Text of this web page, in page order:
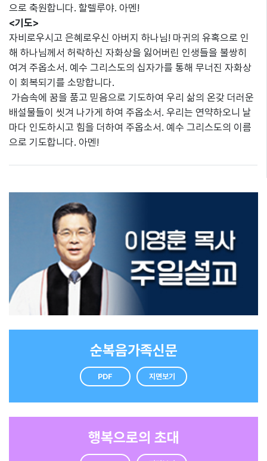
으로 축원합니다. 할렐루야. 아멘!
<기도>
자비로우시고 은혜로우신 아버지 하나님! 마귀의 유혹으로 인
해 하나님께서 허락하신 자화상을 잃어버린 인생들을 불쌍히
여겨 주옵소서. 예수 그리스도의 십자가를 통해 무너진 자화상
이 회복되기를 소망합니다.
가슴속에 꿈을 품고 믿음으로 기도하여 우리 삶의 온갖 더러운
배설물들이 씻겨 나가게 하여 주옵소서. 우리는 연약하오니 날
마다 인도하시고 힘을 더하여 주옵소서. 예수 그리스도의 이름
으로 기도합니다. 아멘!
순복음가족신문
PDF 지면보기
행복으로의 초대